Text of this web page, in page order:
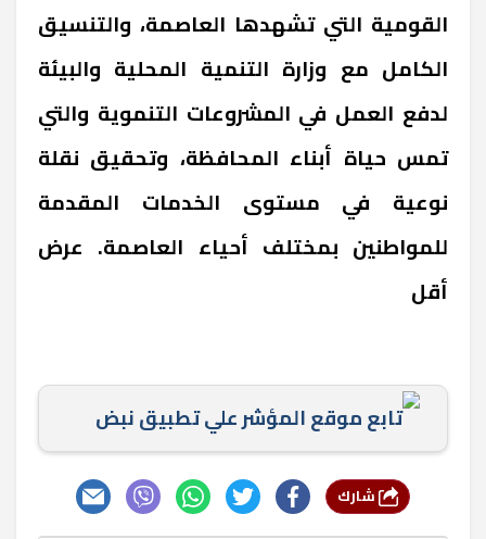
القومية التي تشهدها العاصمة، والتنسيق
الكامل مع وزارة التنمية المحلية والبيئة
لدفع العمل في المشروعات التنموية والتي
تمس حياة أبناء المحافظة، وتحقيق نقلة
نوعية في مستوى الخدمات المقدمة
للمواطنين بمختلف أحياء العاصمة. عرض
أقل
تابع موقع المؤشر علي تطبيق نبض